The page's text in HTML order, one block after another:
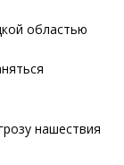
областью
нашествия